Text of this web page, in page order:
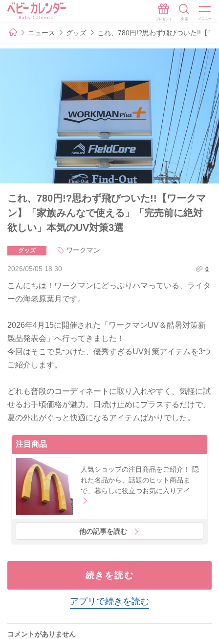
ニュース グッズ これ、780円!?思わず飛びついた!!【ワ
これ、780円!?思わず飛びついた!!【ワークマ
ン】「家族みんなで使える」「完売前に絶対
欲しい」本気のUV対策3選
グッズ ワークマン
2026/05/05 18:30 0
こんにちは！ワークマンにどっぷりハマっている、ライタ
ーの海老原葉月です。
2026年4月15に開催された「ワークマンUV＆酷暑対策新
製品発表会」へ行ってきました！
今回はそこで見つけた、優秀すぎるUV対策アイテムを3つ
ご紹介します。
どれも普段のコーディネートに取り入れやすく、気軽に試
せるお手頃価格が魅力。日焼け止めにプラスするだけで、
夏の外出がぐっと快適になるアイテムばかりでした。
注目商品
人気ショップの注目商品をご紹介！ 隠
れた名品から、話題のヒット商品ま
で、暮らしに役立つお気に入りアイ…
他の記事を読む
続きを読む
アプリで続きを読む
コメントがありません